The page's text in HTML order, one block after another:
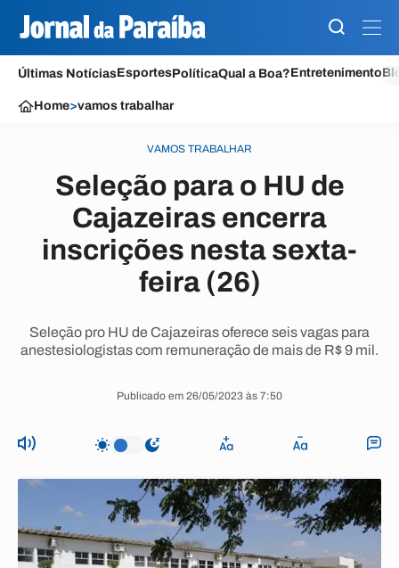
Últimas NotíciasEsportesPolíticaQual a Boa?Entretenimento
Home>vamos trabalhar
VAMOS TRABALHAR
Seleção para o HU de
Cajazeiras encerra
inscrições nesta sexta-
feira (26)
Seleção pro HU de Cajazeiras oferece seis vagas para
anestesiologistas com remuneração de mais de R$ 9 mil.
Publicado em 26/05/2023 às 7:50